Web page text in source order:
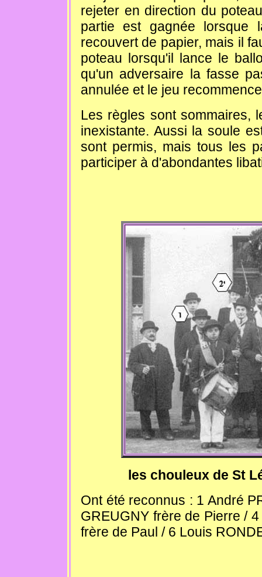
rejeter en direction du
partie est gagnée lorsque
recouvert de papier, mais il
poteau lorsqu'il lance le
qu'un adversaire la fasse
annulée et le jeu
Les règles sont sommaires,
inexistante. Aussi la soule
sont permis, mais tous les
participer à d'abondantes
les chouleux de St
Ont été reconnus : 1 André
GREUGNY frère de Pierre /
frère de Paul / 6 Louis